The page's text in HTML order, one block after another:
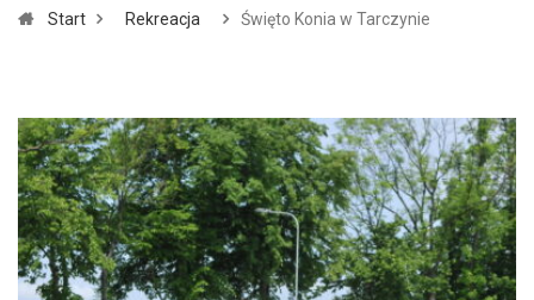
zoom_out
Pomniejsz
zoom_in
Powiększ
Czcionki
remove_circle_outline add_circle_outline
Start Rekreacja Święto Konia w Tarczynie